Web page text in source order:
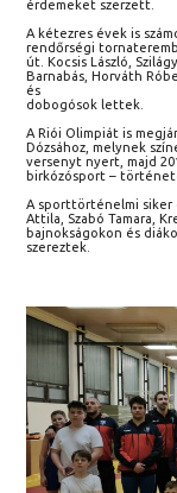
érdemeket szerzett.
A kétezres évek is
rendőrségi
út. Kocsis László,
Barnabás, Horváth
és
dobogósok lettek.
A Riói Olimpiát is
Dózsához, melynek
versenyt nyert, majd
birkózósport –
A sporttörténelmi siker
Attila, Szabó Tamara,
bajnokságokon és
szereztek.